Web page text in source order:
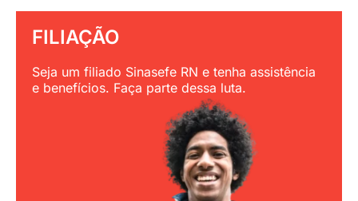
FILIAÇÃO
Seja um filiado Sinasefe RN e tenha assistência
e benefícios. Faça parte dessa luta.